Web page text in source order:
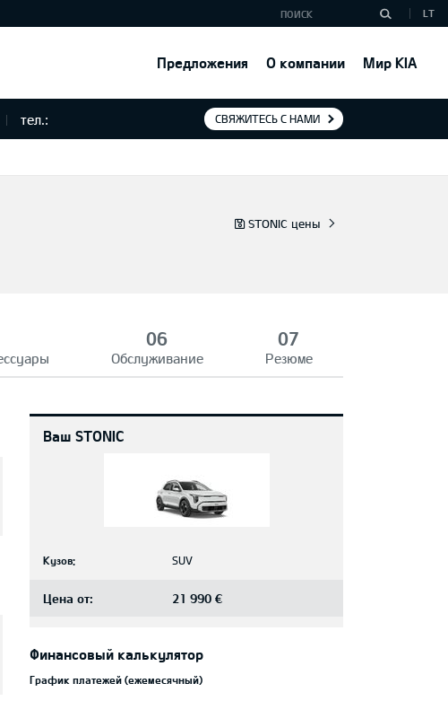
Предложения О компании Мир KIA
LT
тел.: СВЯЖИТЕСЬ С НАМИ
STONIC цены
Обслуживание Резюме
Ваш STONIC
Кузов: SUV
Цена от: 21 990 €
Финансовый калькулятор
График платежей (ежемесячный)